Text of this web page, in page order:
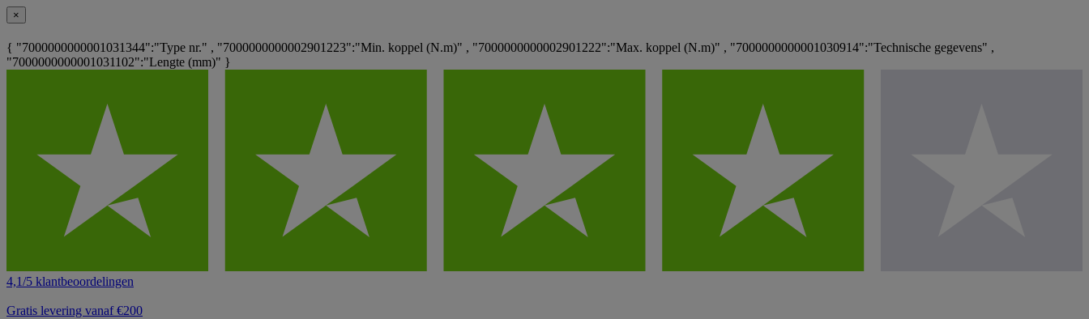
×
{ "7000000000001031344":"Type nr." , "7000000000002901223":"Min. koppel (N.m)" , "7000000000002901222":"Max. koppel (N.m)" , "7000000000001030914":"Technische gegevens" ,
"7000000000001031102":"Lengte (mm)" }
4,1/5 klantbeoordelingen
Gratis levering vanaf €200